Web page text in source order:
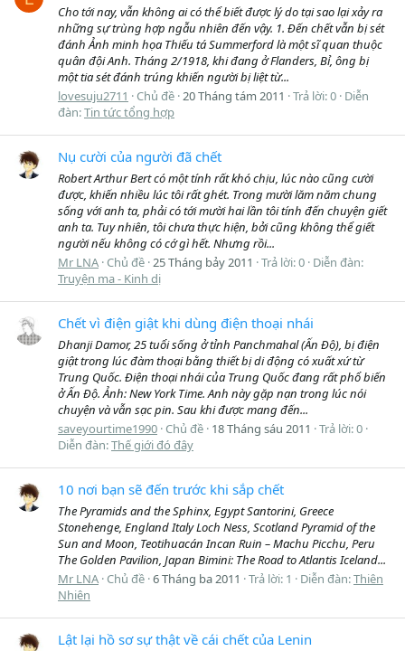
Cho tới nay, vẫn không ai có thể biết được lý do tại sao lại xảy ra
những sự trùng hợp ngẫu nhiên đến vậy. 1. Đến chết vẫn bị sét
đánh Ảnh minh họa Thiếu tá Summerford là một sĩ quan thuộc
quân đội Anh. Tháng 2/1918, khi đang ở Flanders, Bỉ, ông bị
một tia sét đánh trúng khiến người bị liệt từ...
lovesuju2711
Chủ đề 20 Tháng tám 2011 Trả lời: 0 Diễn
đàn:Tin tức tổng hợp
Nụ cười của người đã chết
Robert Arthur Bert có một tính rất khó chịu, lúc nào cũng cười
được, khiến nhiều lúc tôi rất ghét. Trong mười lăm năm chung
sống với anh ta, phải có tới mười hai lần tôi tính đến chuyện giết
anh ta. Tuy nhiên, tôi chưa thực hiện, bởi cũng không thể giết
người nếu không có cớ gì hết. Nhưng rồi...
Mr LNA Chủ đề 25 Tháng bảy 2011 Trả lời: 0 Diễn đàn:
Truyện ma - Kinh dị
Chết vì điện giật khi dùng điện thoại nhái
Dhanji Damor, 25 tuổi sống ở tỉnh Panchmahal (Ấn Độ), bị điện
giật trong lúc đàm thoại bằng thiết bị di động có xuất xứ từ
Trung Quốc. Điện thoại nhái của Trung Quốc đang rất phổ biến
ở Ấn Độ. Ảnh: New York Time. Anh này gặp nạn trong lúc nói
chuyện và vẫn sạc pin. Sau khi được mang đến...
saveyourtime1990 Chủ đề 18 Tháng sáu 2011
Trả lời: 0
Diễn đàn:Thế giới đó đây
10 nơi bạn sẽ đến trước khi sắp chết
The Pyramids and the Sphinx, Egypt Santorini, Greece
Stonehenge, England Italy Loch Ness, Scotland Pyramid of the
Sun and Moon, Teotihuacán Incan Ruin – Machu Picchu, Peru
The Golden Pavilion, Japan Bimini: The Road to Atlantis Iceland...
Mr LNA Chủ đề 6 Tháng ba 2011 Trả lời: 1 Diễn đàn:Thiên
Nhiên
Lật lại hồ sơ sự thật về cái chết của Lenin